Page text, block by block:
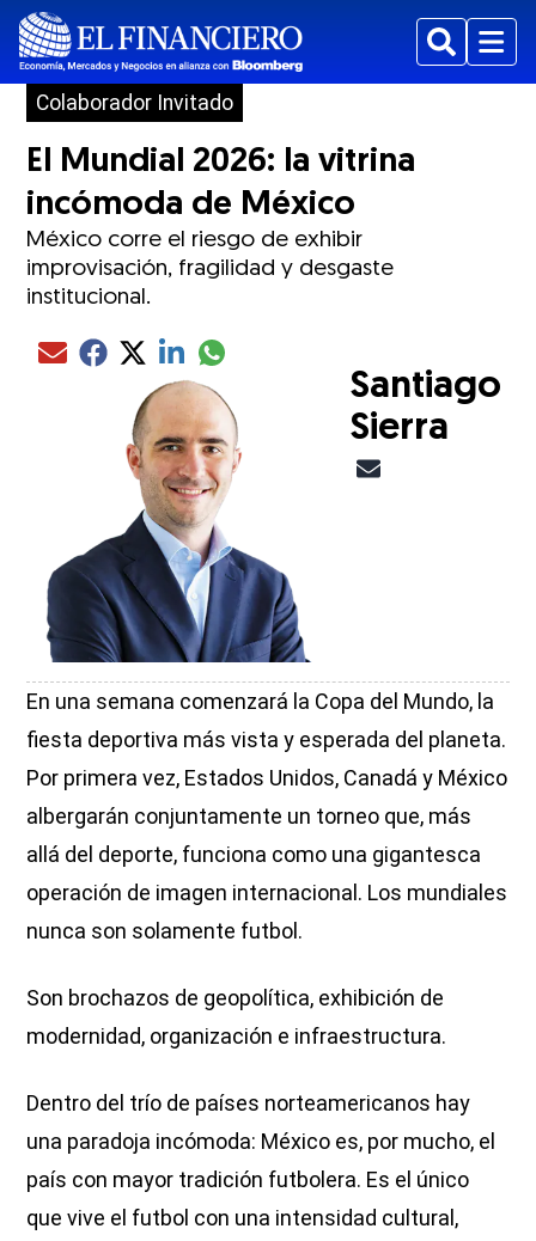
BuscarMenu
Colaborador Invitado
El Mundial 2026: la vitrina
incómoda de México
México corre el riesgo de exhibir
improvisación, fragilidad y desgaste
institucional.
Compartir el artículo actual mediante Email
Compartir el artículo actual mediante Facebook
Compartir el artículo actual mediante Twitter
Compartir el artículo actual mediante LinkedIn
Compartir el artículo actual mediante
Santiago
Sierra
En una semana comenzará la Copa del Mundo, la
fiesta deportiva más vista y esperada del planeta.
Por primera vez, Estados Unidos, Canadá y México
albergarán conjuntamente un torneo que, más
allá del deporte, funciona como una gigantesca
operación de imagen internacional. Los mundiales
nunca son solamente futbol.
Son brochazos de geopolítica, exhibición de
modernidad, organización e infraestructura.
Dentro del trío de países norteamericanos hay
una paradoja incómoda: México es, por mucho, el
país con mayor tradición futbolera. Es el único
que vive el futbol con una intensidad cultural,